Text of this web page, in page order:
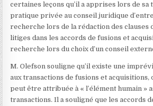
certaines leçons qu’il a apprises lors de sa
pratique privée au conseil juridique
recherche lors de la rédaction des clauses
litiges dans les accords de fusions et
recherche lors du choix d’un conseil
M. Olefson souligne qu’il existe une
aux transactions de fusions et acquisitions,
peut être attribuée à « l’élément humain »
transactions. Il a souligné que les accords